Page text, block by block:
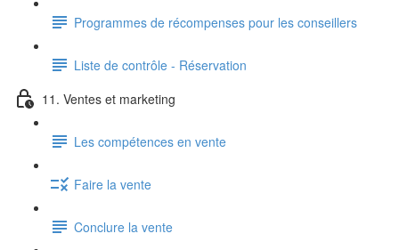
Programmes de récompenses pour les conseillers
Liste de contrôle - Réservation
11. Ventes et marketing
Les compétences en vente
Faire la vente
Conclure la vente